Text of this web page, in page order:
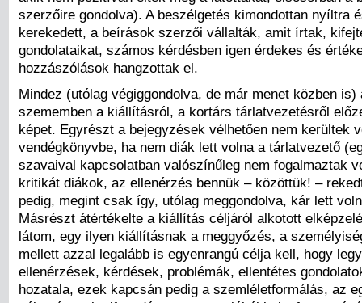
szerzőire gondolva). A beszélgetés kimondottan nyíltra
kerekedett, a beírások szerzői vállalták, amit írtak,
gondolataikat, számos kérdésben igen érdekes és
hozzászólások hangzottak el.
Mindez (utólag végiggondolva, de már menet közben is)
szememben a kiállításról, a kortárs tárlatvezetésről
képet. Egyrészt a bejegyzések vélhetően nem kerültek
vendégkönyvbe, ha nem diák lett volna a tárlatvezető
szavaival kapcsolatban valószínűleg nem fogalmaztak
kritikát diákok, az ellenérzés bennük – közöttük! –
pedig, megint csak így, utólag meggondolva, kár lett
Másrészt átértékelte a kiállítás céljáról alkotott
látom, egy ilyen kiállításnak a meggyőzés, a
mellett azzal legalább is egyenrangú célja kell, hogy
ellenérzések, kérdések, problémák, ellentétes
hozatala, ezek kapcsán pedig a szemléletformálás, az